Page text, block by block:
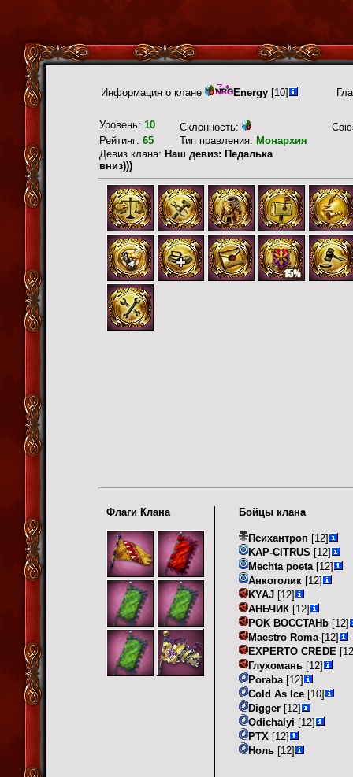
Информация о клане Energy [10]
Уровень: 10 Склонность:
Рейтинг: 65 Тип правления: Монархия
Девиз клана: Наш девиз: Педалька
вниз)))
Флаги Клана Бойцы клана
Психантроп [12]
KAP-CITRUS [12]
Mechta poeta [12]
Анкоголик [12]
KYAJ [12]
АНЬЧИК [12]
POK BOCCTAHb [12]
Maestro Roma [12]
EXPERTO CREDE
Глухомань [12]
Poraba [12]
Cold As Ice [10]
Digger [12]
Odichalyi [12]
PTX [12]
Ноль [12]